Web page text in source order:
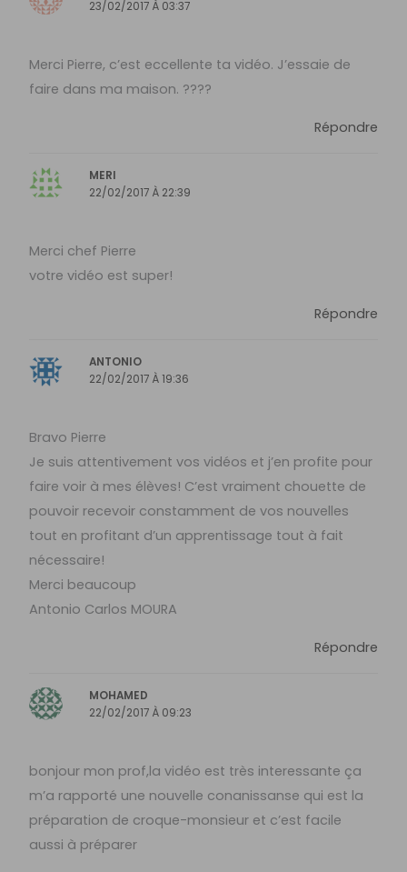
23/02/2017 À 03:37
Merci Pierre, c’est eccellente ta vidéo. J’essaie de
faire dans ma maison. ????
Répondre
MERI
22/02/2017 À 22:39
Merci chef Pierre
votre vidéo est super!
Répondre
ANTONIO
22/02/2017 À 19:36
Bravo Pierre
Je suis attentivement vos vidéos et j’en profite pour
faire voir à mes élèves! C’est vraiment chouette de
pouvoir recevoir constamment de vos nouvelles
tout en profitant d’un apprentissage tout à fait
nécessaire!
Merci beaucoup
Antonio Carlos MOURA
Répondre
MOHAMED
22/02/2017 À 09:23
bonjour mon prof,la vidéo est très interessante ça
m’a rapporté une nouvelle conanissanse qui est la
préparation de croque-monsieur et c’est facile
aussi à préparer